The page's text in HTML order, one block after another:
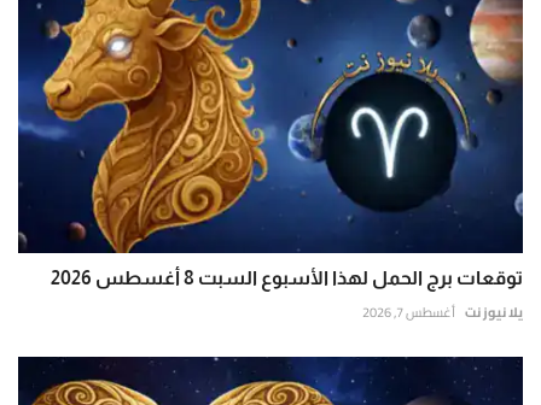
توقعات برج الحمل لهذا الأسبوع السبت 8 أغسطس 2026
يلا نيوز نت أغسطس 7, 2026